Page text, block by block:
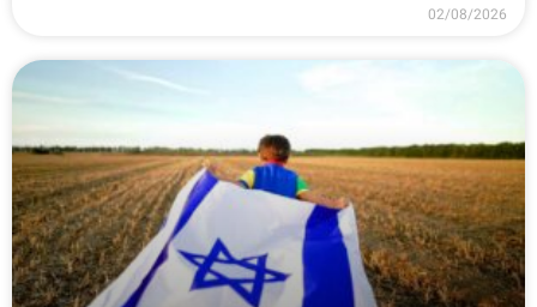
02/08/2026